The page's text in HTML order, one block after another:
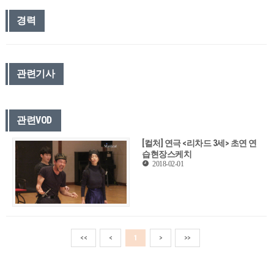
경력
관련기사
관련VOD
[컬처] 연극 <리차드 3세> 초연 연
습현장스케치
2018-02-01
<< < 1 > >>